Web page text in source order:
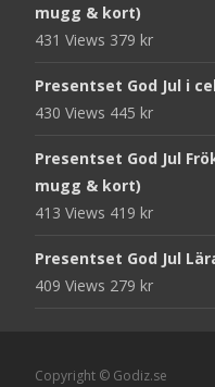
mugg & kort)
431 Views 379 kr
Presentset God Jul i
430 Views 445 kr
Presentset God Jul
mugg & kort)
413 Views 419 kr
Presentset God Jul
409 Views 279 kr
Copyright © Godiz.se